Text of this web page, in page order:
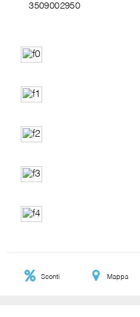
3509002950
Sconti Mappa